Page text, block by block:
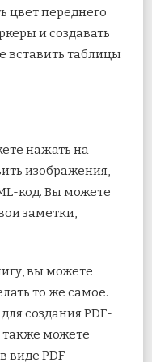
цвет переднего
и создавать
вставить таблицы
нажать на
изображения,
код. Вы можете
заметки,
вы можете
то же самое.
создания PDF-
также можете
виде PDF-